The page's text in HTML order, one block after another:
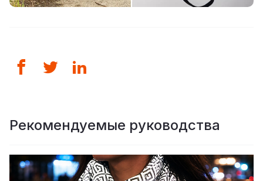
Рекомендуемые руководства